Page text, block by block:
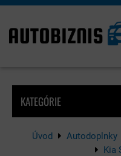
Úvod Autodoplnky
Kia
KATEGÓRIE